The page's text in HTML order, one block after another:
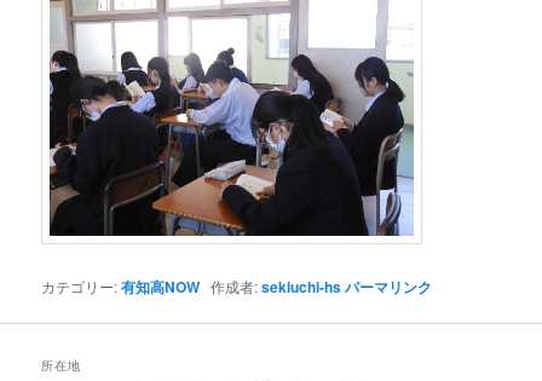
カテゴリー:有知高NOW 作成者:sekiuchi-hsパーマリンク
所在地